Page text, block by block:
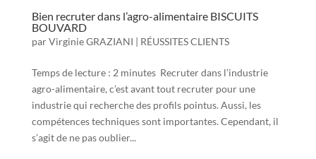
Bien recruter dans l’agro-alimentaire BISCUITS
BOUVARD
parVirginie GRAZIANI | RÉUSSITES CLIENTS
Temps de lecture : 2 minutes Recruter dans l’industrie
agro-alimentaire, c’est avant tout recruter pour une
industrie qui recherche des profils pointus. Aussi, les
compétences techniques sont importantes. Cependant, il
s’agit de ne pas oublier...